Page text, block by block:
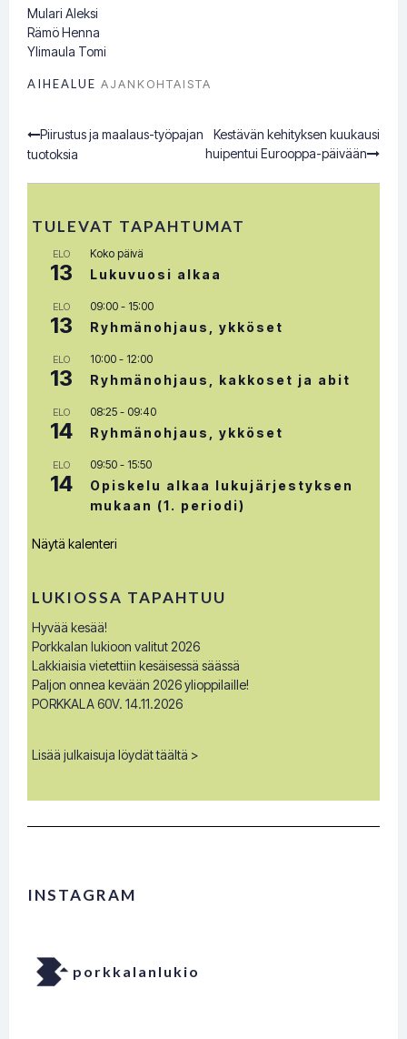
Mulari Aleksi
Rämö Henna
Ylimaula Tomi
AIHEALUE AJANKOHTAISTA
Post
navigation
Kestävän kehityksen kuukausi
huipentui Eurooppa-päivään
Piirustus ja maalaus-työpajan
tuotoksia
TULEVAT TAPAHTUMAT
ELO
13
Koko päivä
Lukuvuosi alkaa
ELO
13
09:00 - 15:00
Ryhmänohjaus, ykköset
ELO
13
10:00 - 12:00
Ryhmänohjaus, kakkoset ja abit
ELO
14
08:25 - 09:40
Ryhmänohjaus, ykköset
ELO
14
09:50 - 15:50
Opiskelu alkaa lukujärjestyksen
mukaan (1. periodi)
Näytä kalenteri
LUKIOSSA TAPAHTUU
Hyvää kesää!
Porkkalan lukioon valitut 2026
Lakkiaisia vietettiin kesäisessä säässä
Paljon onnea kevään 2026 ylioppilaille!
PORKKALA 60V. 14.11.2026
Lisää julkaisuja löydät täältä >
INSTAGRAM
porkkalanlukio